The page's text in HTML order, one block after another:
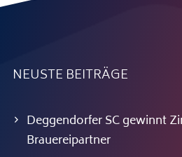
NEUSTE BEITRÄGE
Deggendorfer SC gewinnt
Brauereipartner